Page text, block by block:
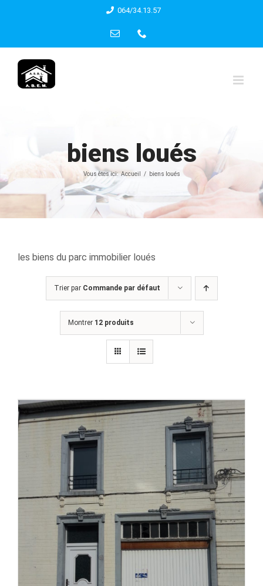
content
064/34.13.57
Email
biens loués
Vous êtes ici: Accueil biens loués
les biens du parc immobilier loués
Trier par Commande par défaut
Montrer 12 produits